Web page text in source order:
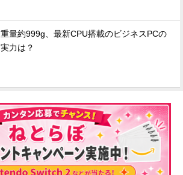
重量約999g、最新CPU搭載のビジネスPCの
実力は？